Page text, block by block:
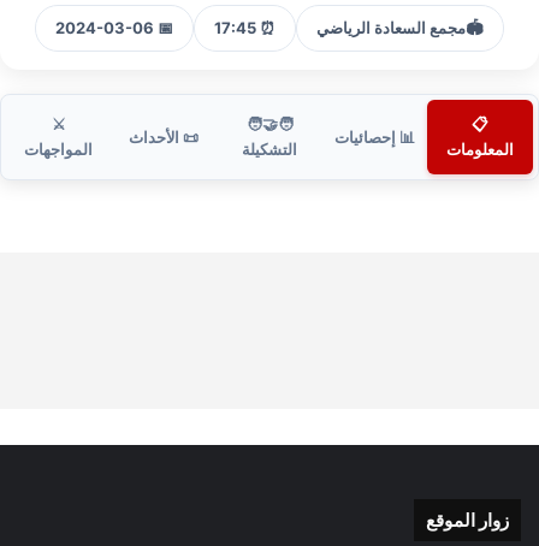
🏟️مجمع السعادة الرياضي ⏰ 17:45
📅 2024-03-06
📋
المعلومات
📊 إحصائيات
🧑‍🤝‍🧑
التشكيلة
📜 الأحداث
⚔️
المواجهات
زوار الموقع